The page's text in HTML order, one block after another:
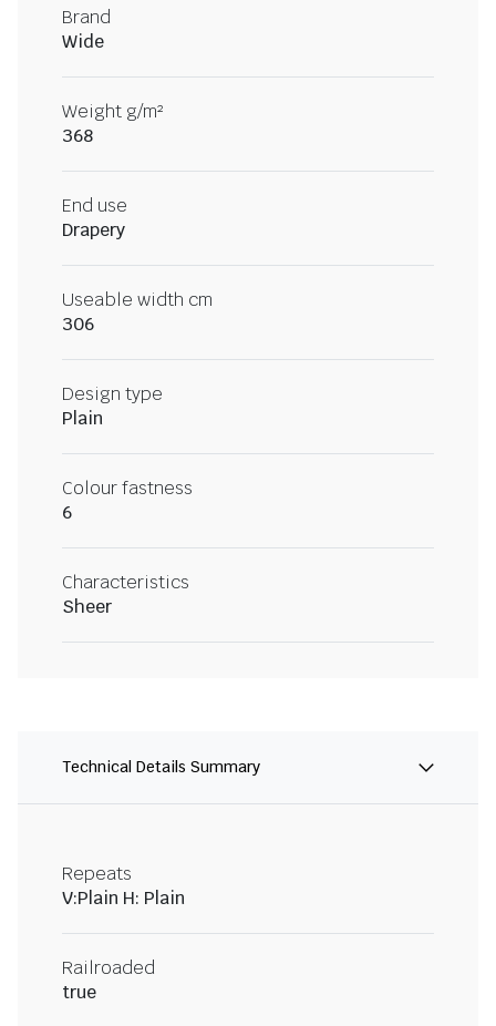
Brand
Wide
Weight g/m²
368
End use
Drapery
Useable width cm
306
Design type
Plain
Colour fastness
6
Characteristics
Sheer
Technical Details Summary
Repeats
V:Plain H: Plain
Railroaded
true